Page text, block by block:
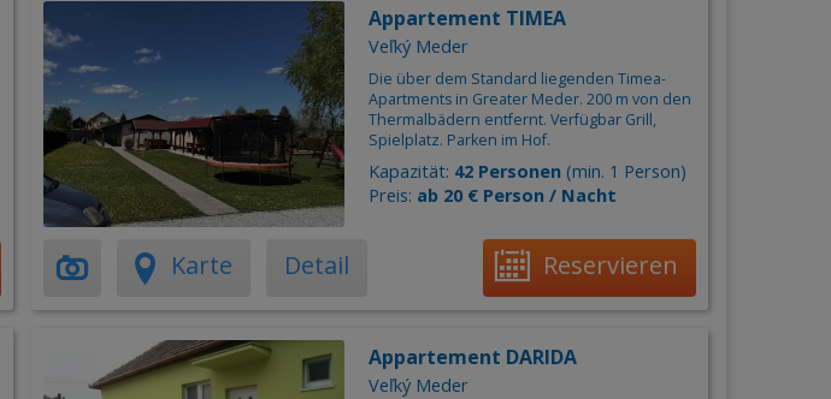
Appartement TIMEA
Veľký Meder
Die über dem Standard liegenden Timea-
Apartments in Greater Meder. 200 m von den
Thermalbädern entfernt. Verfügbar Grill,
Spielplatz. Parken im Hof.
Kapazität: 42 Personen(min. 1 Person)
Preis: ab 20 € Person / Nacht
Karte Detail Reservieren
Appartement DARIDA
Veľký Meder